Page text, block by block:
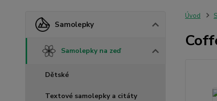
Samolepky
Samolepky na zeď
Dětské
Textové samolepky a citáty
Úvod